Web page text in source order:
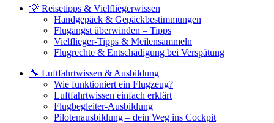
💡 Reisetipps & Vielfliegerwissen
Handgepäck & Gepäckbestimmungen
Flugangst überwinden – Tipps
Vielflieger-Tipps & Meilensammeln
Flugrechte & Entschädigung bei Verspätung
🔧 Luftfahrtwissen & Ausbildung
Wie funktioniert ein Flugzeug?
Luftfahrtwissen einfach erklärt
Flugbegleiter-Ausbildung
Pilotenausbildung – dein Weg ins Cockpit